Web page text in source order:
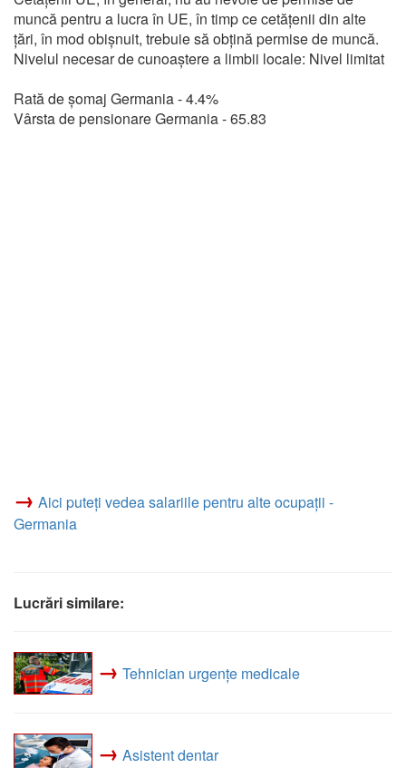
muncă pentru a lucra în UE, în timp ce cetățenii din alte
țări, în mod obișnuit, trebuie să obțină permise de muncă.
Nivelul necesar de cunoaștere a limbii locale: Nivel limitat
Rată de șomaj Germania - 4.4%
Vârsta de pensionare Germania - 65.83
→ Aici puteți vedea salariile pentru alte ocupații -
Germania
Lucrări similare:
→ Tehnician urgențe medicale
→ Asistent dentar